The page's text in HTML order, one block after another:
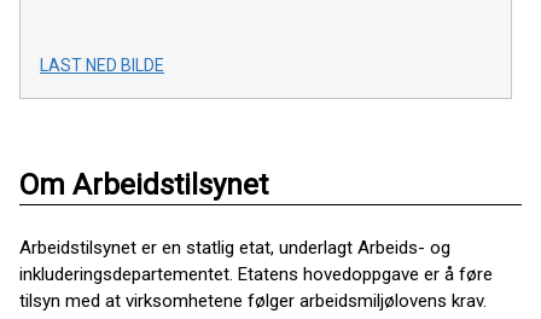
LAST NED BILDE
Om Arbeidstilsynet
Arbeidstilsynet er en statlig etat, underlagt Arbeids- og
inkluderingsdepartementet. Etatens hovedoppgave er å føre
tilsyn med at virksomhetene følger arbeidsmiljølovens krav.